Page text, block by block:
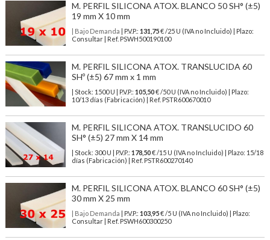
M. PERFIL SILICONA ATOX. BLANCO 50 SH° (±5)
19 mm X 10 mm
| Bajo Demanda | P.V.P.: 131,75€ /25 U (IVA no Incluido) | Plazo:
Consultar | Ref. PSWH500190100
M. PERFIL SILICONA ATOX. TRANSLUCIDA 60
SHº (±5) 67 mm x 1 mm
| Stock: 1500 U | P.V.P.: 105,50€/50 U (IVA no Incluido)
| Plazo:
10/13 días (Fabricación) | Ref. PSTR600670010
M. PERFIL SILICONA ATOX. TRANSLUCIDO 60
SH° (±5) 27 mm X 14 mm
| Stock: 300 U | P.V.P.: 178,50€/15 U (IVA no Incluido)
| Plazo: 15/18
días (Fabricación) | Ref. PSTR600270140
M. PERFIL SILICONA ATOX. BLANCO 60 SH° (±5)
30 mm X 25 mm
| Bajo Demanda | P.V.P.: 103,95€ /5 U (IVA no Incluido) | Plazo:
Consultar | Ref. PSWH600300250